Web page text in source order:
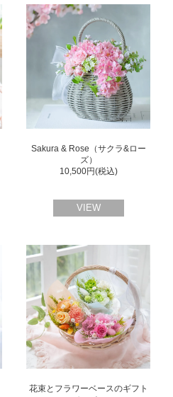
Sakura & Rose（サクラ&ロー
ズ）
10,500円(税込)
VIEW
花束とフラワーベースのギフト